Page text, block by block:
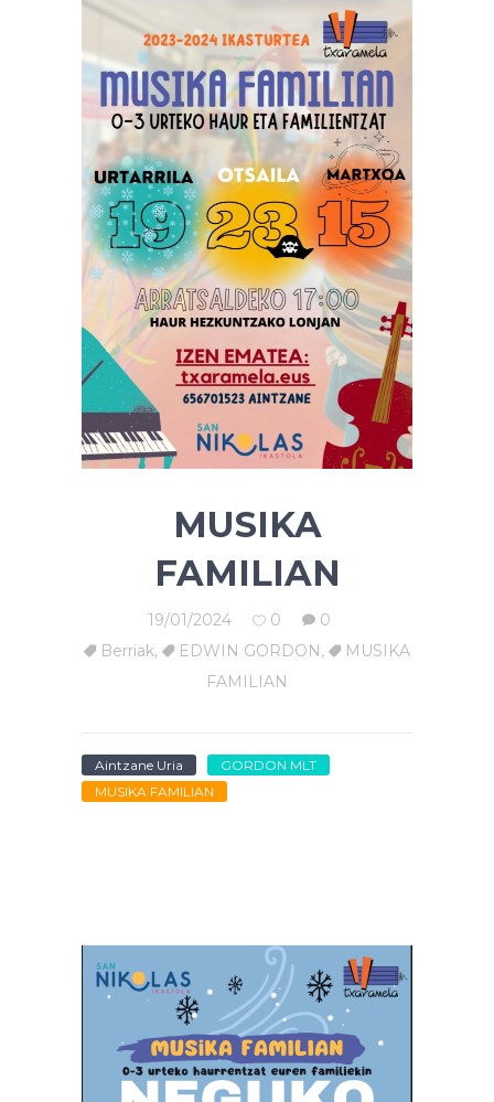
MUSIKA
FAMILIAN
19/01/2024 0
0
Berriak, EDWIN GORDON,
MUSIKA
FAMILIAN
Aintzane Uria
GORDON MLT
MUSIKA FAMILIAN